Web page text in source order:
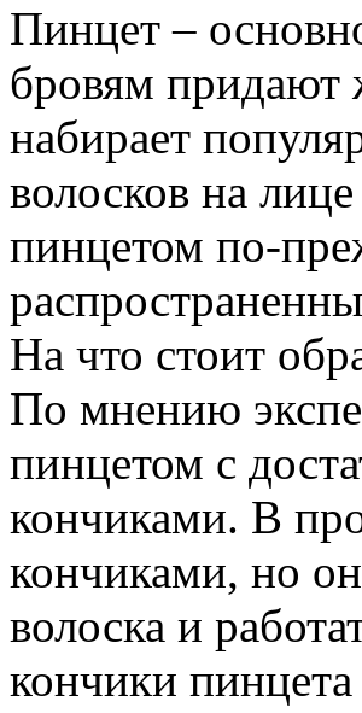
Пинцет –
бровям придают
набирает
волосков на
пинцетом по-
На что стоит
По мнению
пинцетом с
кончиками. В
кончиками, но
волоска и
кончики пинцета